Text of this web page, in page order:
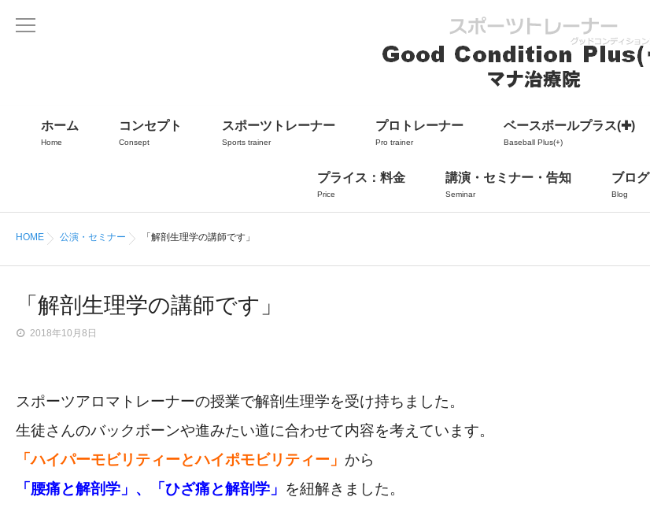
ホーム
Home
コンセプト
Consept
スポーツトレーナー
Sports trainer
プロトレーナー
Pro trainer
ベースボールプラス(✚)
Baseball Plus(+)
プライス：料金
Price
講演・セミナー・告知
Seminar
ブログ
Blog
HOME 公演・セミナー 「解剖生理学の講師です」
「解剖生理学の講師です」
2018年10月8日
スポーツアロマトレーナーの授業で解剖生理学を受け持ちました。
生徒さんのバックボーンや進みたい道に合わせて内容を考えています。
「ハイパーモビリティーとハイポモビリティー」 から
「腰痛と解剖学」、「ひざ痛と解剖学」 を紐解きました。